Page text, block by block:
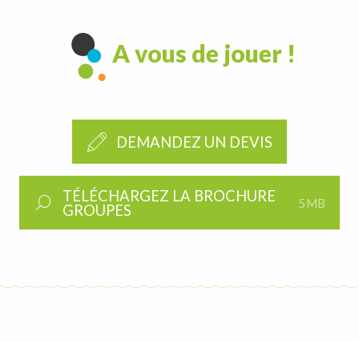
A vous de jouer !
DEMANDEZ UN DEVIS
TÉLÉCHARGEZ LA BROCHURE
GROUPES
5MB